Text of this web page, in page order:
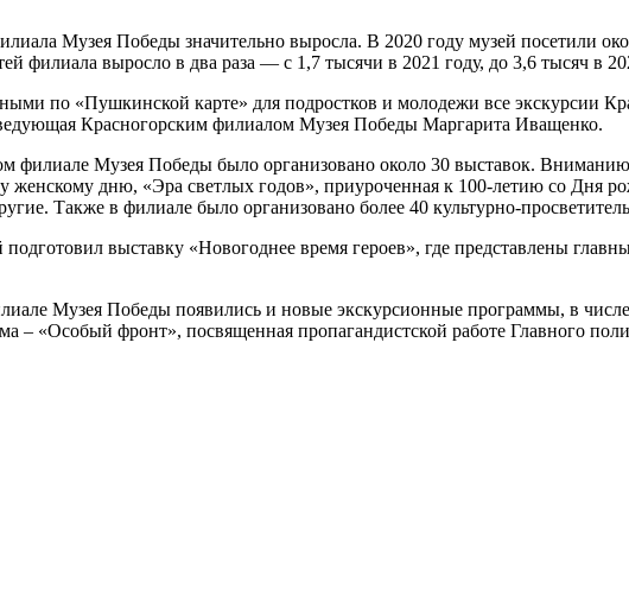
Музея Победы значительно выросла. В 2020 году музей посетили
филиала выросло в два раза — с 1,7 тысячи в 2021 году, до 3,6 тысяч в
по «Пушкинской карте» для подростков и молодежи все экскурсии
Красногорским филиалом Музея Победы Маргарита Иващенко.
филиале Музея Победы было организовано около 30 выставок.
женскому дню, «Эра светлых годов», приуроченная к 100-летию со Дня
Также в филиале было организовано более 40 культурно-
выставку «Новогоднее время героев», где представлены
Музея Победы появились и новые экскурсионные программы, в
– «Особый фронт», посвященная пропагандистской работе Главного